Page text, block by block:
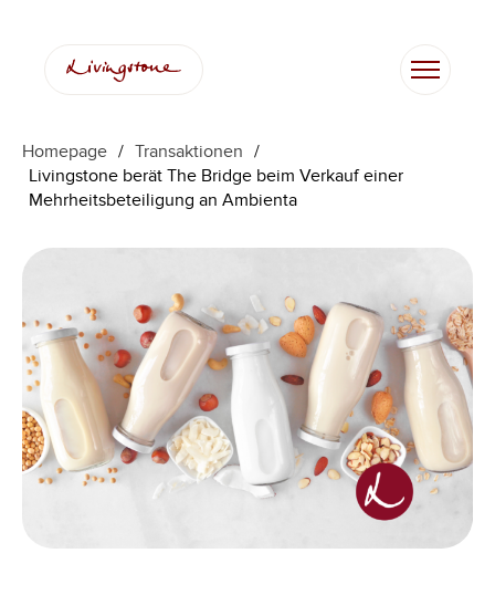
Homepage / Transaktionen /
Livingstone berät The Bridge beim Verkauf einer
Mehrheitsbeteiligung an Ambienta